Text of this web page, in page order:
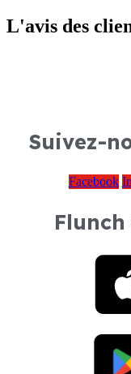
L'avis des
Suivez-
Facebook